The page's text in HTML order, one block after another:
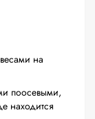
на
поосевыми,
находится